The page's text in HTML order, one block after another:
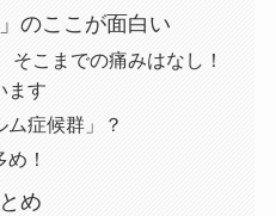
のここが面白い
そこまでの痛みはなし！
ます
ム症候群」？
！
め